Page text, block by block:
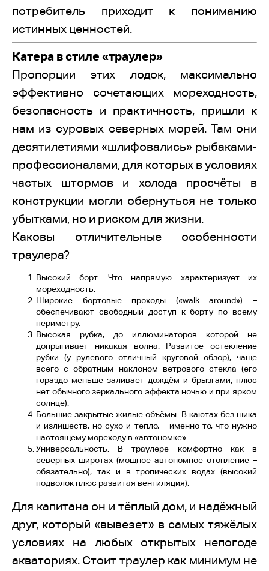
потребитель приходит к пониманию
истинных ценностей.
Катера в стиле «траулер»
Пропорции этих лодок, максимально
эффективно сочетающих мореходность,
безопасность и практичность, пришли к
нам из суровых северных морей. Там они
десятилетиями «шлифовались» рыбаками-
профессионалами, для которых в условиях
частых штормов и холода просчёты в
конструкции могли обернуться не только
убытками, но и риском для жизни.
Каковы отличительные особенности
траулера?
Высокий борт. Что напрямую характеризует их
мореходность.
Широкие бортовые проходы («walk around») –
обеспечивают свободный доступ к борту по всему
периметру.
Высокая рубка, до иллюминаторов которой не
допрыгивает никакая волна. Развитое остекление
рубки (у рулевого отличный круговой обзор), чаще
всего с обратным наклоном ветрового стекла (его
гораздо меньше заливает дождём и брызгами, плюс
нет обычного зеркального эффекта ночью и при ярком
солнце).
Большие закрытые жилые объёмы. В каютах без шика
и излишеств, но сухо и тепло, – именно то, что нужно
настоящему мореходу в «автономке».
Универсальность. В траулере комфортно как в
северных широтах (мощное автономное отопление –
обязательно), так и в тропических водах (высокий
подволок плюс развитая вентиляция).
Для капитана он и тёплый дом, и надёжный
друг, который «вывезет» в самых тяжёлых
условиях на любых открытых непогоде
акваториях. Стоит траулер как минимум не